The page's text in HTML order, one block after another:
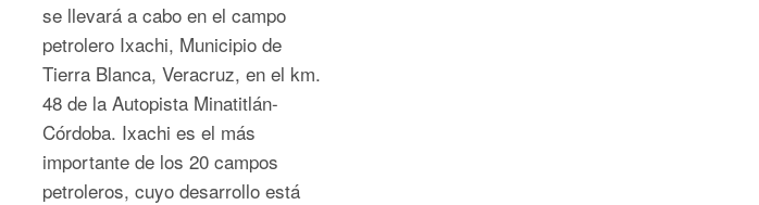
se llevará a cabo en el campo
petrolero Ixachi, Municipio de
Tierra Blanca, Veracruz, en el km.
48 de la Autopista Minatitlán-
Córdoba. Ixachi es el más
importante de los 20 campos
petroleros, cuyo desarrollo está